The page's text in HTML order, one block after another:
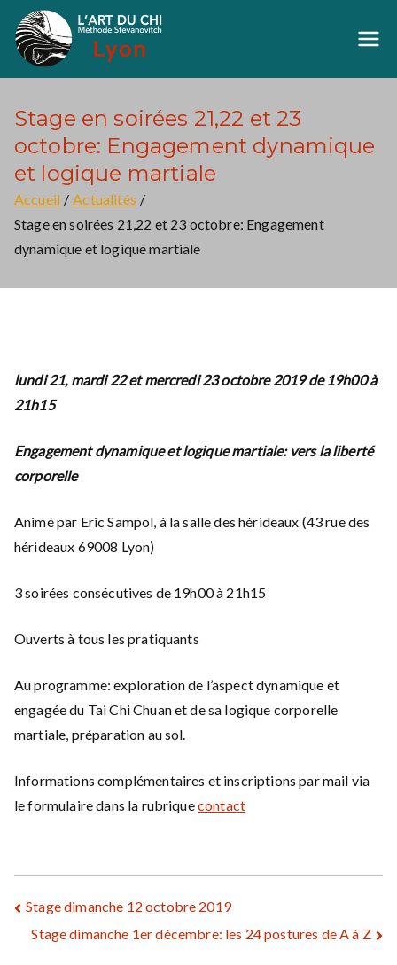
Aller
contenu
Stage en soirées 21,22 et 23
octobre: Engagement dynamique
et logique martiale
Accueil
Actualités
Stage en soirées 21,22 et 23 octobre: Engagement
dynamique et logique martiale
lundi 21, mardi 22 et mercredi 23 octobre 2019 de 19h00 à
21h15
Engagement dynamique et logique martiale: vers la liberté
corporelle
Animé par Eric Sampol, à la salle des hérideaux (43 rue des
hérideaux 69008 Lyon)
3 soirées consécutives de 19h00 à 21h15
Ouverts à tous les pratiquants
Au programme: exploration de l’aspect dynamique et
engagée du Tai Chi Chuan et de sa logique corporelle
martiale, préparation au sol.
Informations complémentaires et inscriptions par mail via
le formulaire dans la rubriquecontact
Navigation
de
Stage dimanche 12 octobre 2019
Stage dimanche 1er décembre: les 24 postures de A à Z